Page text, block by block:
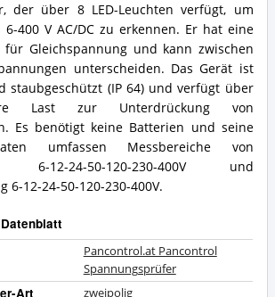
der über 8 LED-Leuchten verfügt, um
6-400 V AC/DC zu erkennen. Er hat eine
für Gleichspannung und kann zwischen
unterscheiden. Das Gerät ist
staubgeschützt (IP 64) und verfügt über
Last zur Unterdrückung von
Es benötigt keine Batterien und seine
umfassen Messbereiche von
6-12-24-50-120-230-400V und
6-12-24-50-120-230-400V.
Pancontrol.at Pancontrol
Spannungsprüfer
Art zweipolig